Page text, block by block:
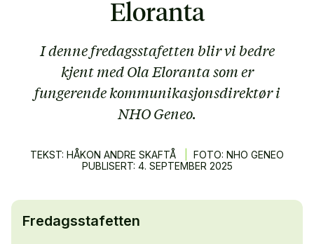
Eloranta
I denne fredagsstafetten blir vi bedre
kjent med Ola Eloranta som er
fungerende kommunikasjonsdirektør i
NHO Geneo.
TEKST: HÅKON ANDRE SKAFTÅ
FOTO: NHO GENEO
PUBLISERT: 4. SEPTEMBER 2025
Fredagsstafetten